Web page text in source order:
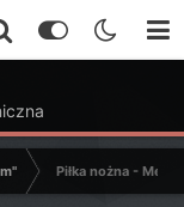
Piłka nożna -